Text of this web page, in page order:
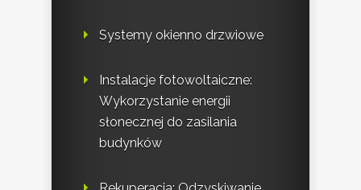
Systemy okienno drzwiowe
Instalacje fotowoltaiczne:
Wykorzystanie energii
słonecznej do zasilania
budynków